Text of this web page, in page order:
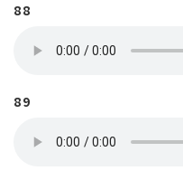
88
89